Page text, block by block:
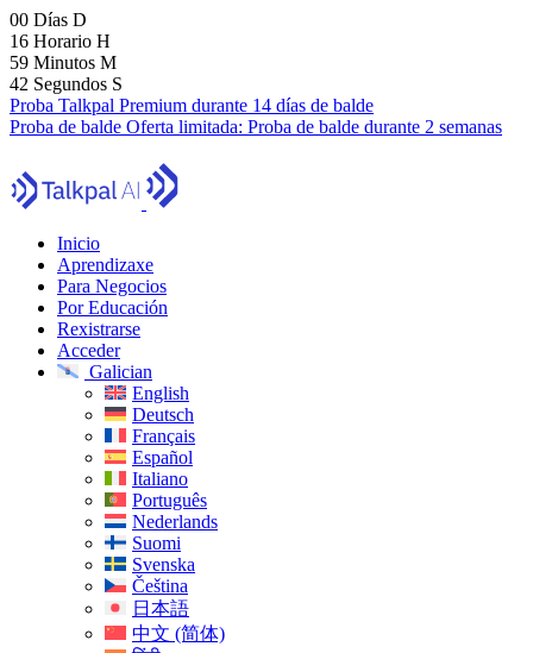
00 Días D
16 Horario H
59 Minutos M
41 Segundos S
Proba Talkpal Premium durante 14 días de balde
Proba de balde Oferta limitada: Proba de balde durante 2 semanas
Inicio
Aprendizaxe
Para Negocios
Por Educación
Rexistrarse
Acceder
Galician
English
Deutsch
Français
Español
Italiano
Português
Nederlands
Suomi
Svenska
Čeština
日本語
中文 (简体)